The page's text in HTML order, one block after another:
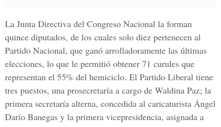
La Junta Directiva del Congreso Nacional la forman
quince diputados, de los cuales solo diez pertenecen al
Partido Nacional, que ganó arrolladoramente las últimas
elecciones, lo que le permitió obtener 71 curules que
representan el 55% del hemiciclo. El Partido Liberal tiene
tres puestos, una prosecretaría a cargo de Waldina Paz; la
primera secretaría alterna, concedida al caricaturista Ángel
Darío Banegas y la primera vicepresidencia, asignada a